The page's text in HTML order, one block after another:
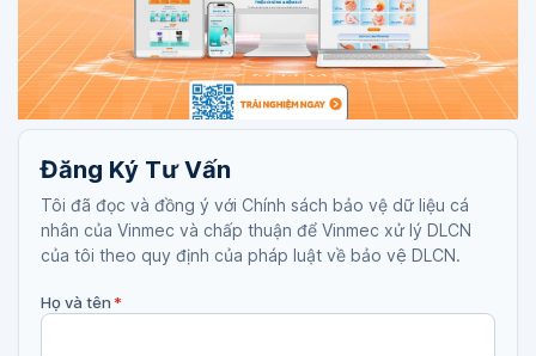
Đăng Ký Tư Vấn
Tôi đã đọc và đồng ý với Chính sách bảo vệ dữ liệu cá
nhân của Vinmec và chấp thuận để Vinmec xử lý DLCN
của tôi theo quy định của pháp luật về bảo vệ DLCN.
Họ và tên*